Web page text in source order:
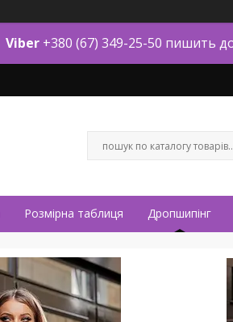
Viber +380 (67) 349-25-50 пишить
Розмірна таблиця Дропшипінг